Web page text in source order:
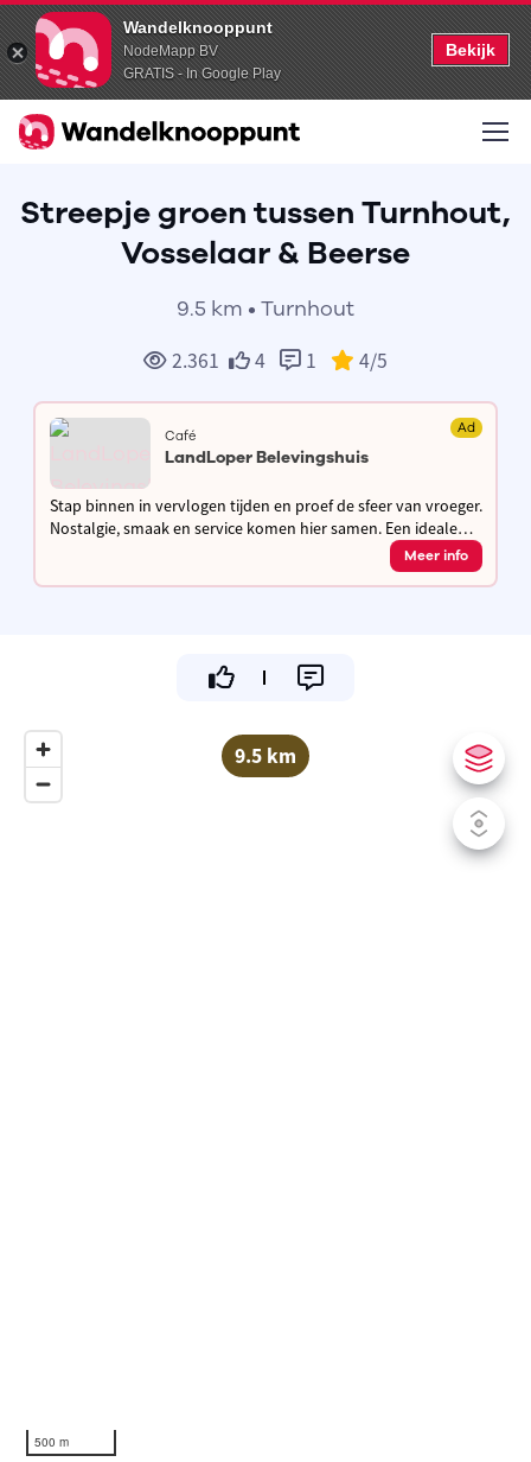
Wandelknooppunt
NodeMapp BV
GRATIS - In Google Play
Bekijk
Streepje groen tussen Turnhout,
Vosselaar & Beerse
9.5 km • Turnhout
2.361 4 1 4/5
Café Ad
LandLoper Belevingshuis
Stap binnen in vervlogen tijden en proef de sfeer van vroeger.
Nostalgie, smaak en service komen hier samen. Een ideale
stopplaats om even te verpozen in ons tuinterras of binnen
Meer info
9.5 km
500 m